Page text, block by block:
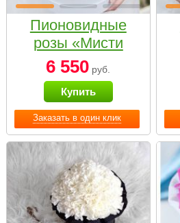
Заказать в один клик
Пионовидные
розы «Мисти
бабблс» в белой
коробке Small
6 550 руб.
Купить